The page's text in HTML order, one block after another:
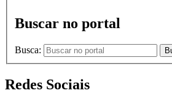
Buscar no portal
Busca:
Redes Sociais